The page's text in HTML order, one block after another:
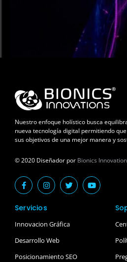
Nuestro enfoque holístico busca
nueva tecnología digital permitiendo
sus objetivos de una mejor manera y
© 2020 Diseñador por Bionics
Servicios
Innovacion Gráfica
Desarrollo Web
Posicionamiento SEO